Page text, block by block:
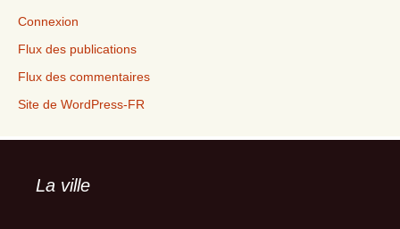
Connexion
Flux des publications
Flux des commentaires
Site de WordPress-FR
La ville